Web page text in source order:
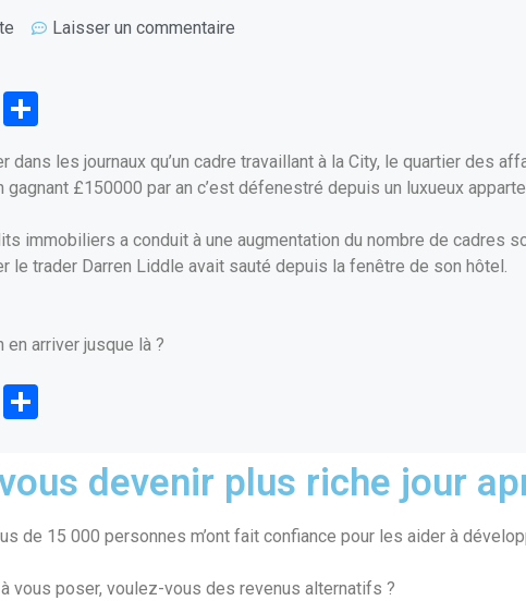
Laisser un commentaire
W
ar
ta
er
dans les journaux qu’un cadre travaillant à la City, le quartier des
gagnant £150000 par an c’est défenestré depuis un luxueux
immobiliers a conduit à une augmentation du nombre de cadres
le trader Darren Liddle avait sauté depuis la fenêtre de son hôtel.
en arriver jusque là ?
W
s
ta
g
er
devenir plus riche jour
de 15 000 personnes m’ont fait confiance pour les aider à
vous poser, voulez-vous des revenus alternatifs ?